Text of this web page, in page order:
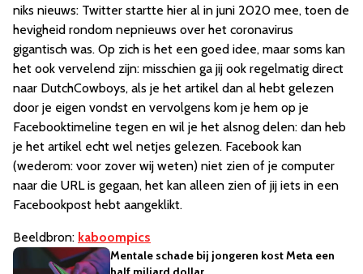
niks nieuws: Twitter startte hier al in juni 2020 mee, toen de
hevigheid rondom nepnieuws over het coronavirus
gigantisch was. Op zich is het een goed idee, maar soms kan
het ook vervelend zijn: misschien ga jij ook regelmatig direct
naar DutchCowboys, als je het artikel dan al hebt gelezen
door je eigen vondst en vervolgens kom je hem op je
Facebooktimeline tegen en wil je het alsnog delen: dan heb
je het artikel echt wel netjes gelezen. Facebook kan
(wederom: voor zover wij weten) niet zien of je computer
naar die URL is gegaan, het kan alleen zien of jij iets in een
Facebookpost hebt aangeklikt.
Beeldbron: kaboompics
Mentale schade bij jongeren kost Meta een